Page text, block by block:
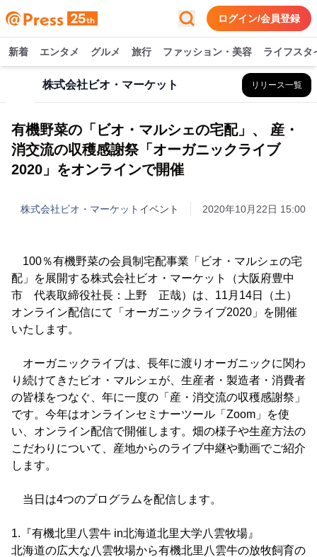
ログイン/会員登録
新着 エンタメ グルメ 旅行 ファッション・美容 ライフスタ
株式会社ビオ・マーケット リリース一覧
有機野菜の「ビオ・マルシェの宅配」、 産・
消交流の収穫感謝祭「オーガニックライブ
2020」をオンラインで開催
株式会社ビオ・マーケット イベント 2020年10月22日 15:00
100％有機野菜の会員制宅配事業「ビオ・マルシェの宅
配」を展開する株式会社ビオ・マーケット（大阪府豊中
市 代表取締役社長：上野 正哉）は、11月14日（土）
オンライン配信にて「オーガニックライブ2020」を開催
いたします。
オーガニックライブは、長年に渡りオーガニックに関わ
り続けてきたビオ・マルシェが、生産者・製造者・消費者
の皆様をつなぐ、年に一度の「産・消交流の収穫感謝祭」
です。今年はオンラインセミナーツール「Zoom」を使
い、オンライン配信で開催します。畑の様子や生産方法の
こだわりについて、産地からのライブ中継や動画でご紹介
します。
当日は4つのプログラムを配信します。
1.『有機北里八雲牛 in北海道北里大学八雲牧場』
北海道の広大な八雲牧場から有機北里八雲牛の放牧飼育の